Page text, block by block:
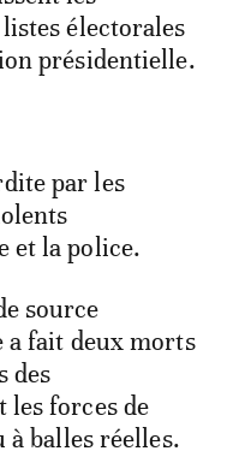
électorales
présidentielle.
par les
et la police.
source
a fait deux morts
des
les forces de
balles réelles.